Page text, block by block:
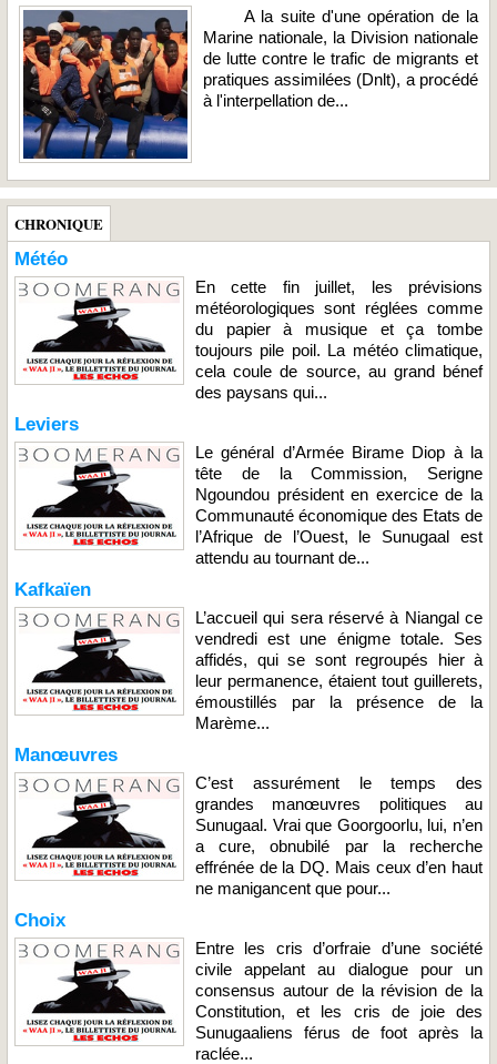
A la suite d'une opération de la
Marine nationale, la Division nationale
de lutte contre le trafic de migrants et
pratiques assimilées (Dnlt), a procédé
à l'interpellation de...
CHRONIQUE
Météo
En cette fin juillet, les prévisions
météorologiques sont réglées comme
du papier à musique et ça tombe
toujours pile poil. La météo climatique,
cela coule de source, au grand bénef
des paysans qui...
Leviers
Le général d’Armée Birame Diop à la
tête de la Commission, Serigne
Ngoundou président en exercice de la
Communauté économique des Etats de
l’Afrique de l’Ouest, le Sunugaal est
attendu au tournant de...
Kafkaïen
L’accueil qui sera réservé à Niangal ce
vendredi est une énigme totale. Ses
affidés, qui se sont regroupés hier à
leur permanence, étaient tout guillerets,
émoustillés par la présence de la
Marème...
Manœuvres
C’est assurément le temps des
grandes manœuvres politiques au
Sunugaal. Vrai que Goorgoorlu, lui, n’en
a cure, obnubilé par la recherche
effrénée de la DQ. Mais ceux d’en haut
ne manigancent que pour...
Choix
Entre les cris d’orfraie d’une société
civile appelant au dialogue pour un
consensus autour de la révision de la
Constitution, et les cris de joie des
Sunugaaliens férus de foot après la
raclée...